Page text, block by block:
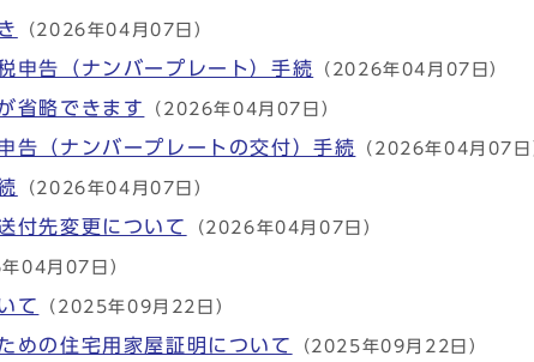
（2026年04月07日）
申告（ナンバープレート）手続 （2026年04月07日）
省略できます （2026年04月07日）
告（ナンバープレートの交付）手続 （2026年04月07日
（2026年04月07日）
付先変更について （2026年04月07日）
04月07日）
て （2025年09月22日）
めの住宅用家屋証明について （2025年09月22日）